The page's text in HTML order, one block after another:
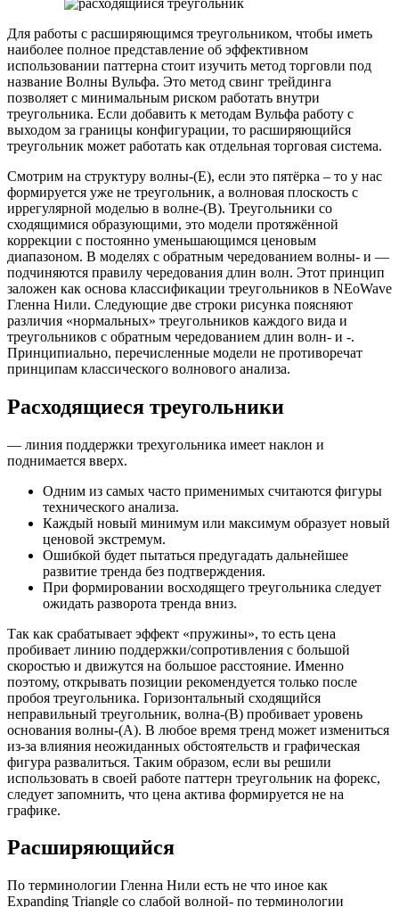
Для работы с расширяющимся треугольником, чтобы иметь
наиболее полное представление об эффективном
использовании паттерна стоит изучить метод торговли под
название Волны Вульфа. Это метод свинг трейдинга
позволяет с минимальным риском работать внутри
треугольника. Если добавить к методам Вульфа работу с
выходом за границы конфигурации, то расширяющийся
треугольник может работать как отдельная торговая система.
Смотрим на структуру волны-(Е), если это пятёрка – то у нас
формируется уже не треугольник, а волновая плоскость с
иррегулярной моделью в волне-(В). Треугольники со
сходящимися образующими, это модели протяжённой
коррекции с постоянно уменьшающимся ценовым
диапазоном. В моделях с обратным чередованием волны- и —
подчиняются правилу чередования длин волн. Этот принцип
заложен как основа классификации треугольников в NEoWave
Гленна Нили. Следующие две строки рисунка поясняют
различия «нормальных» треугольников каждого вида и
треугольников с обратным чередованием длин волн- и -.
Принципиально, перечисленные модели не противоречат
принципам классического волнового анализа.
Расходящиеся треугольники
— линия поддержки трехугольника имеет наклон и
поднимается вверх.
Одним из самых часто применимых считаются фигуры
технического анализа.
Каждый новый минимум или максимум образует новый
ценовой экстремум.
Ошибкой будет пытаться предугадать дальнейшее
развитие тренда без подтверждения.
При формировании восходящего треугольника следует
ожидать разворота тренда вниз.
Так как срабатывает эффект «пружины», то есть цена
пробивает линию поддержки/сопротивления с большой
скоростью и движутся на большое расстояние. Именно
поэтому, открывать позиции рекомендуется только после
пробоя треугольника. Горизонтальный сходящийся
неправильный треугольник, волна-(В) пробивает уровень
основания волны-(А). В любое время тренд может измениться
из-за влияния неожиданных обстоятельств и графическая
фигура развалиться. Таким образом, если вы решили
использовать в своей работе паттерн треугольник на форекс,
следует запомнить, что цена актива формируется не на
графике.
Расширяющийся
По терминологии Гленна Нили есть не что иное как
Expanding Triangle со слабой волной- по терминологии